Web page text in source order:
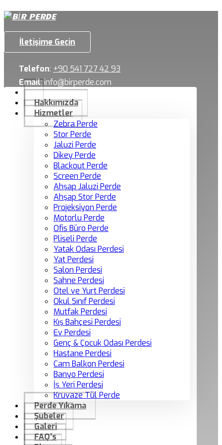
İletişime Geçin
Telefon: +90 541 727 42 93
Email:info@birperde.com
Hakkımızda
Hizmetler
Zebra Perde
Stor Perde
Jaluzi Perde
Dikey Perde
Blackout Perde
Screen Perde
Ahşap Jaluzi Perde
Ahşap Stor Perde
Projeksiyon Perde
Motorlu Perde
Ofis Büro Perde
Pliseli Perde
Yatak Odası Perdesi
Yat Perdesi
Salon Perdesi
Sahne Perdesi
Otel ve Yurt Perdesi
Okul Sınıf Perdesi
Mutfak Perdesi
Kış Bahçesi Perdesi
Ev Perdesi
Genç & Çocuk Odası Perdesi
Hastane Perdesi
Cam Balkon Perdesi
Banyo Perdesi
İş Yeri Perdesi
Kruvaze Tül Perde
Perde Yıkama
Şubeler
Galeri
FAQ’s